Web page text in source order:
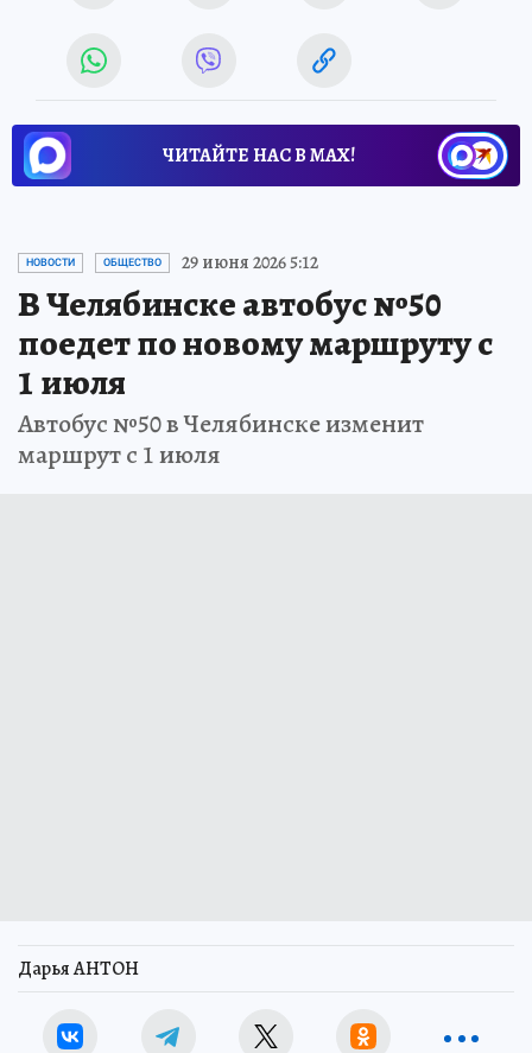
ЧИТАЙТЕ НАС В МАХ!
НОВОСТИ ОБЩЕСТВО 29 июня 2026 5:12
В Челябинске автобус №50
поедет по новому маршруту с
1 июля
Автобус №50 в Челябинске изменит
маршрут с 1 июля
Дарья АНТОН